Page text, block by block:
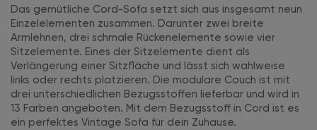
Das gemütliche Cord-Sofa setzt sich aus insgesamt neun
Einzelelementen zusammen. Darunter zwei breite
Armlehnen, drei schmale Rückenelemente sowie vier
Sitzelemente. Eines der Sitzelemente dient als
Verlängerung einer Sitzfläche und lässt sich wahlweise
links oder rechts platzieren. Die modulare Couch ist mit
drei unterschiedlichen Bezugsstoffen lieferbar und wird in
13 Farben angeboten. Mit dem Bezugsstoff in Cord ist es
ein perfektes Vintage Sofa für dein Zuhause.